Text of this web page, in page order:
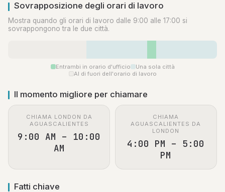
Sovrapposizione degli orari di lavoro
Mostra quando gli orari di lavoro dalle 9:00 alle 17:00 si
sovrappongono tra le due città.
Entrambi in orario d'ufficio
Una sola città
Al di fuori dell'orario di lavoro
Il momento migliore per chiamare
CHIAMA LONDON DA
AGUASCALIENTES
9:00 AM – 10:00
AM
CHIAMA
AGUASCALIENTES DA
LONDON
4:00 PM – 5:00
PM
Fatti chiave